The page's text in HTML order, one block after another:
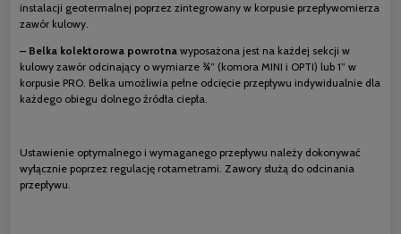
instalacji geotermalnej poprzez zintegrowany w korpusie przepływomierza
zawór kulowy.
– Belka kolektorowa powrotna wyposażona jest na każdej sekcji w
kulowy zawór odcinający o wymiarze ¾” (komora MINI i OPTI) lub 1” w
korpusie PRO. Belka umożliwia pełne odcięcie przepływu indywidualnie dla
każdego obiegu dolnego źródła ciepła.
Ustawienie optymalnego i wymaganego przepływu należy dokonywać
wyłącznie poprzez regulację rotametrami. Zawory służą do odcinania
przepływu.